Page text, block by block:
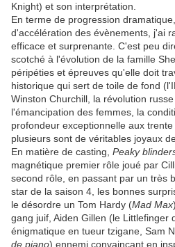
Knight) et son interprétation.
En terme de progression
d'accélération des évènements, j'ai
efficace et surprenante. C'est peu
scotché à l'évolution de la famille
péripéties et épreuves qu'elle doit
historique qui sert de toile de fond
Winston Churchill, la révolution
l'émancipation des femmes, la
profondeur exceptionnelle aux
plusieurs sont de véritables joyaux
En matière de casting, Peaky
magnétique premier rôle joué par
second rôle, en passant par un très
star de la saison 4, les bonnes
le désordre un Tom Hardy (Mad Max
gang juif, Aiden Gillen (le Littlefinger
énigmatique en tueur tzigane, Sam
de piano) ennemi convaincant en